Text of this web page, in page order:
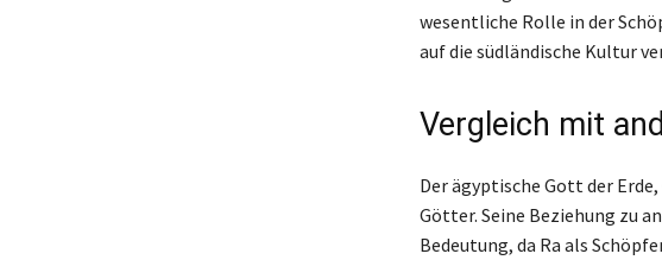
wesentliche Rolle in der
auf die südländische Kultur
Vergleich mit
Der ägyptische Gott der
Götter. Seine Beziehung zu
Bedeutung, da Ra als